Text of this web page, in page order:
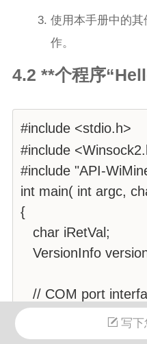
使用本手册中的
作。
4.2 **个程序
#include <stdio.h>
#include
#include "API-
int main( int argc,
{
char iRetVal;
VersionInfo
// COM port
iRetVal =
"COM3",115200,
写下